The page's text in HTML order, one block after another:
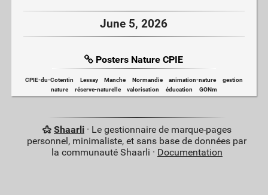
June 5, 2026
Posters Nature CPIE
CPIE-du-Cotentin Lessay Manche Normandie animation-nature
gestion
nature
réserve-naturelle valorisation éducation GONm
Shaarli· Le gestionnaire de marque-pages
personnel, minimaliste, et sans base de données par
la communauté Shaarli · Documentation